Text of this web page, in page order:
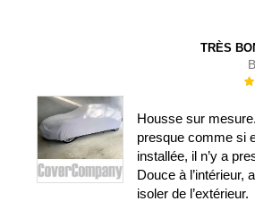
TRÈS
Housse sur
presque comme si
installée, il n’y a
Douce à l’intérieur,
isoler de l’extérieur.